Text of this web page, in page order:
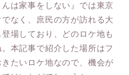
は家事をしない』では東京
なく、庶民の方が訪れる大
場しており、どのロケ地も
本記事で紹介した場所はフ
たいロケ地なので、機会が